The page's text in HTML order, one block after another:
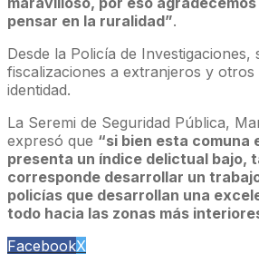
pensar en la ruralidad”.
Desde la Policía de Investigaciones,
fiscalizaciones a extranjeros y
identidad.
La Seremi de Seguridad Pública,
expresó que “si bien esta comuna
presenta un índice delictual bajo,
corresponde desarrollar un
policías que desarrollan una
todo hacia las zonas más
FacebookX